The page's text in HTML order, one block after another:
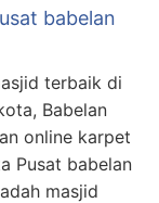
babelan
terbaik di
Babelan
online karpet
Pusat babelan
masjid